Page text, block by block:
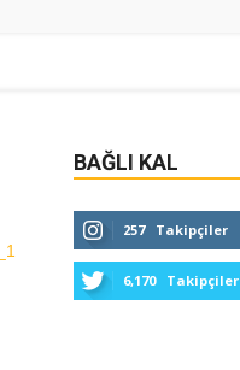
BAĞLI KAL
257 Takipçiler
6,170 Takipçiler